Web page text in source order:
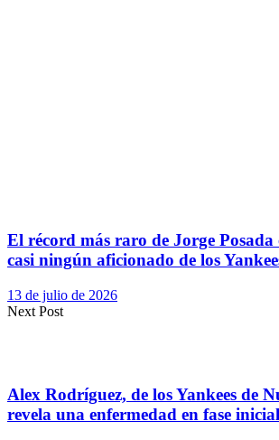
El récord más raro de Jorge
casi ningún aficionado de los
13 de julio de 2026
Next Post
Alex Rodríguez, de los Yankees de
revela una enfermedad en fase inicial